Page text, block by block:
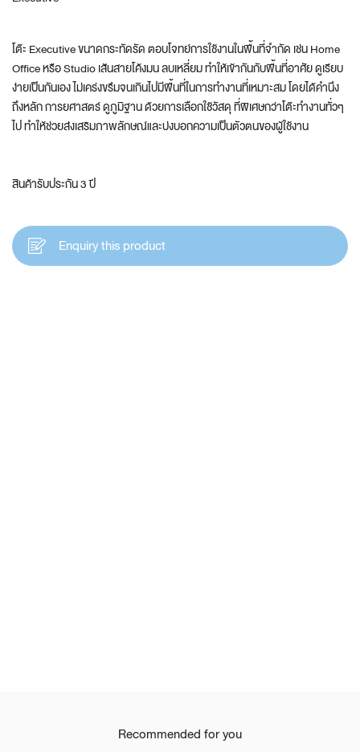
โต๊ะ Executive ขนาดกระทัดรัด ตอบโจทย์การใช้งานในพื้นที่จำกัด เช่น Home
Office หรือ Studio เส้นสายโค้งมน ลบเหลี่ยม ทำให้เข้ากันกับพื้นที่อาศัย ดูเรียบ
ง่ายเป็นกันเอง ไม่เคร่งขรึมจนเกินไปมีพื้นที่ในการทำงานที่เหมาะสม โดยได้คำนึง
ถึงหลัก การยศาสตร์ ดูภูมิฐาน ด้วยการเลือกใช้วัสดุ ที่พิเศษกว่าโต๊ะทำงานทั่วๆ
ไป ทำให้ช่วยส่งเสริมภาพลักษณ์และบ่งบอกความเป็นตัวตนของผู้ใช้งาน
สินค้ารับประกัน 3 ปี
Enquiry this product
Recommended for you